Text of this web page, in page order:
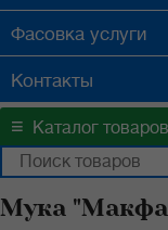
Фасовка услуги
Контакты
≡ Каталог товаров
Мука